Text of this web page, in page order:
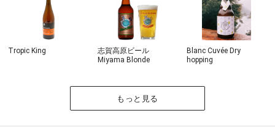
Tropic King
志賀高原ビール
Miyama Blonde
Blanc Cuvée Dry
hopping
もっと見る